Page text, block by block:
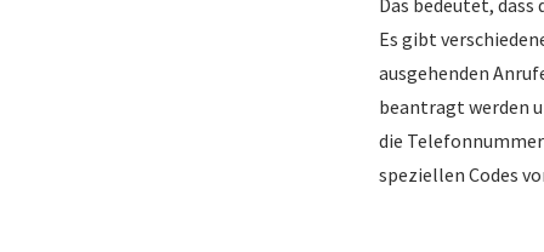
Es gibt
ausgehenden
beantragt werden
die
speziellen Codes